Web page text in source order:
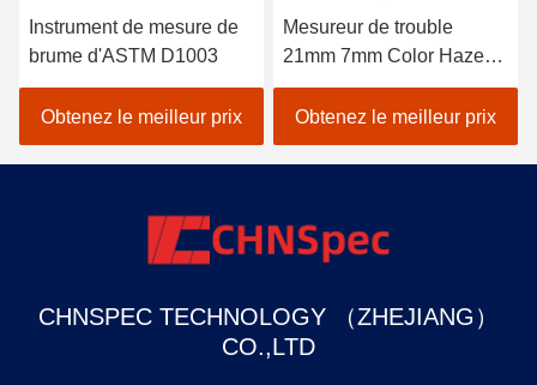
Instrument de mesure de
brume d'ASTM D1003
Obtenez le meilleur prix
Mesureur de trouble
21mm 7mm Color Haze
Meter THC-08
Obtenez le meilleur prix
CHNSPEC TECHNOLOGY （ZHEJIANG）
CO.,LTD